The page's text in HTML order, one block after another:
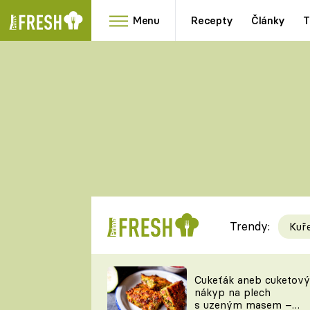
Menu Recepty Články
RYCHLOVKY
Videorecepty
TEĎ VAŘÍ ŠÉF!
Trendy:
Cukeťák aneb cuketový
nákyp na plech
s uzeným masem –